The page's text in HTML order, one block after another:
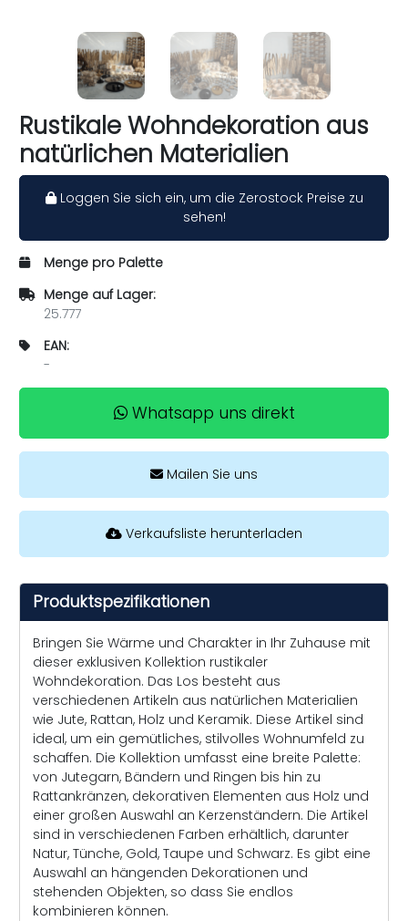
Rustikale Wohndekoration aus
natürlichen Materialien
Loggen Sie sich ein, um die Zerostock Preise zu
sehen!
Menge pro Palette
Menge auf Lager:
25.777
EAN:
-
Whatsapp uns direkt
Mailen Sie uns
Verkaufsliste herunterladen
Produktspezifikationen
Bringen Sie Wärme und Charakter in Ihr Zuhause mit
dieser exklusiven Kollektion rustikaler
Wohndekoration. Das Los besteht aus
verschiedenen Artikeln aus natürlichen Materialien
wie Jute, Rattan, Holz und Keramik. Diese Artikel sind
ideal, um ein gemütliches, stilvolles Wohnumfeld zu
schaffen. Die Kollektion umfasst eine breite Palette:
von Jutegarn, Bändern und Ringen bis hin zu
Rattankränzen, dekorativen Elementen aus Holz und
einer großen Auswahl an Kerzenständern. Die Artikel
sind in verschiedenen Farben erhältlich, darunter
Natur, Tünche, Gold, Taupe und Schwarz. Es gibt eine
Auswahl an hängenden Dekorationen und
stehenden Objekten, so dass Sie endlos
kombinieren können.